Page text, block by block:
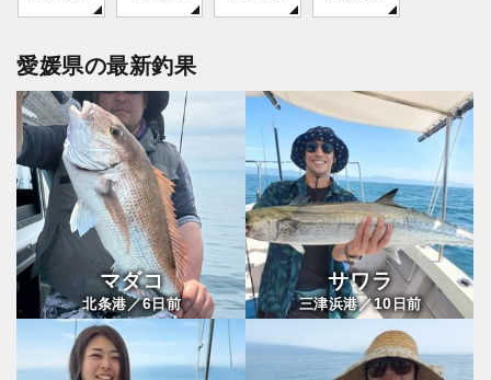
愛媛県の最新釣果
マダコ
北条港／6日前
サワラ
三津浜港／10日前